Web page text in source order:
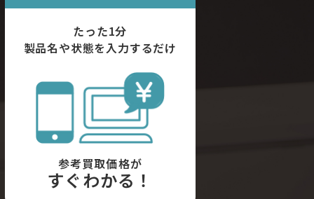
たった1分
製品名や状態を入力するだけ
参考買取価格が
すぐわかる！